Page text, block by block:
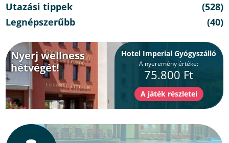
Utazási tippek
(528)
Legnépszerűbb
(40)
Nyerj wellness
hétvégét!
Hotel Imperial Gyógyszálló
A nyeremény értéke:
75.800 Ft